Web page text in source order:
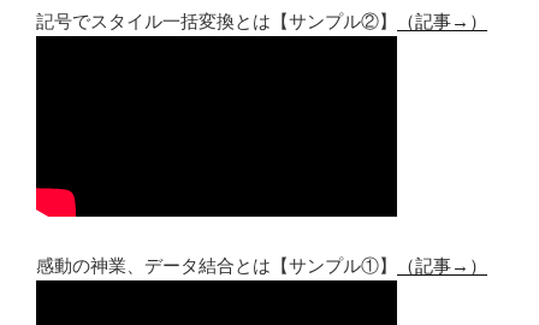
記号でスタイル一括変換とは【サンプル②】 （記事→）
感動の神業、データ結合とは【サンプル①】 （記事→）